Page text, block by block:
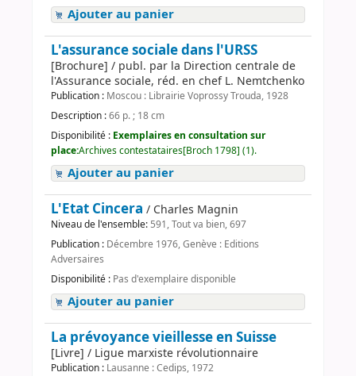
Ajouter au panier
L'assurance sociale dans l'URSS
[Brochure] / publ. par la Direction centrale de
l'Assurance sociale, réd. en chef L. Nemtchenko
Publication : Moscou : Librairie Voprossy Trouda, 1928
Description :66 p. ; 18 cm
Disponibilité : Exemplaires en consultation sur
place:Archives contestataires[Broch 1798] (1).
Ajouter au panier
L'Etat Cincera / Charles Magnin
Niveau de l'ensemble: 591, Tout va bien, 697
Publication : Décembre 1976, Genève : Editions
Adversaires
Disponibilité : Pas d'exemplaire disponible
Ajouter au panier
La prévoyance vieillesse en Suisse
[Livre] / Ligue marxiste révolutionnaire
Publication : Lausanne : Cedips, 1972